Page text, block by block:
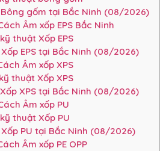
gốm tại Bắc Ninh (08/2026)
Âm xốp EPS Bắc Ninh
thuật Xốp EPS
EPS tại Bắc Ninh (08/2026)
Âm xốp XPS
thuật Xốp XPS
XPS tại Bắc Ninh (08/2026)
Âm xốp PU
thuật Xốp PU
PU tại Bắc Ninh (08/2026)
Âm xốp PE OPP